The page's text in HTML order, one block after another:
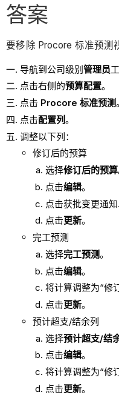
答案
要移除 Procore 标准预测
导航到公司级别管理员
点击右侧的预算配置。
点击 Procore 标准预测。
点击配置列。
调整以下列：
修订后的预算
选择修订后的预算
点击编辑。
点击获批变更通
点击更新。
完工预测
选择完工预测。
点击编辑。
将计算调整为“修
点击更新。
预计超支/结余列
选择预计超支/结
点击编辑。
将计算调整为“修
点击更新。